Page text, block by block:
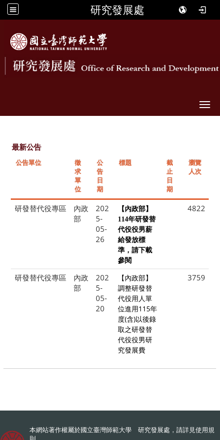
研究發展處
最新公告
公告單位
徵
求
單
位
公
告
日
期
標題
截
止
日
期
瀏覽
人次
研發替代役專區
內政
部
202
5-
05-
26
【內政部】
114年研發替
代役役男薪
給發放標
準，請下載
參閱
4822
研發替代役專區
內政
部
202
5-
05-
20
【內政部】
調整研發替
代役用人單
位進用115年
度(含)以後錄
取之研發替
代役役男研
究發展費
3759
本網站著作權屬於國立臺灣師範大學 研究發展處，請詳見使用規